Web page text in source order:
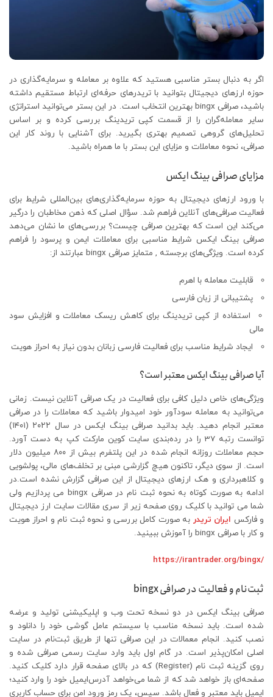
اگر به دنبال بستر مناسبی هستید که علاوه بر معامله و سرمایه‌گذاری در
حوزه ارز‌های دیجیتال بتوانید با تریدر‌های حرفه‌ای ارتباط مستقیم داشته
باشید، صرافی bingx بهترین انتخاب است. در این بستر می‌توانید استراتژی
سایر معامله‌گران را از قسمت کپی تریدینگ بررسی کرده و بر اساس
تحلیل‌های گروهی تصمیم بهتری بگیرید. برای آشنایی با روند کار این
صرافی، نحوه معاملات و مزایای این بستر با ما همراه باشید.
مزایای صرافی بینگ ایکس
با ورود ارز‌های دیجیتال به حوزه سرمایه‌گذاری‌های بین‌المللی شرایط برای
فعالیت صرافی‌های آنلاین فراهم شد. سؤال اصلی که ذهن مخاطبان را درگیر
می‌کند این است که بهترین صرافی چیست؟ بررسی‌های ما نشان می‌دهد
صرافی بینگ ایکس شرایط مناسبی برای معاملات ایمن و پرسود را فراهم
کرده است. ویژگی‌های برجسته , متمایز صرافی bingx عبارتند از:
قابلیت معامله با اهرم
پشتیبانی از زبان فارسی
استفاده از کپی تریدینگ برای کاهش ریسک معاملات و افزایش سود
مالی
ایجاد شرایط مناسب برای فعالیت فارسی زبانان بدون نیاز به احراز هویت
آیا صرافی بینگ ایکس معتبر است؟
ویژگی‌های خاص دلیل کافی برای فعالیت در یک صرافی آنلاین نیست. زمانی
می‌توانید به معامله سودآور خود ‌امیدوار باشید که معاملات را در صرافی
معتبر انجام دهید. باید بدانید صرافی بینگ ایکس در سال ۲۰۲۲ (۱۴۰۱)
توانست رتبه 37 را در رده‌بندی سایت کوین مارکت کپ به دست آورد.
حجم معاملات روزانه انجام شده در این پلتفرم بیش از ۸۰۰ میلیون دلار
است. از سوی دیگر، تاکنون هیچ گزارشی مبنی بر تخلف‌های مالی، پولشویی
و کلاهبرداری و هک ارز‌های دیجیتال از این صرافی گزارش نشده است.در
ادامه به صورت کوتاه به نحوه ثبت نام در صرافی bingx می پردازیم ولی
شما می توانید با کلیک روی صفحه زیر از سری مقالات سایت ارز دیجیتال
و فارکس ایران تریدر به صورت کامل بررسی و نحوه ثبت نام و احراز هویت
و کار با صرافی bingx را آموزش ببینید.
/https://irantrader.org/bingx
ثبت‌نام و فعالیت در صرافی bingx
صرافی بینگ ایکس در دو نسخه تحت وب و اپلیکیشنی تولید و عرضه
شده است. باید نسخه مناسب با سیستم عامل گوشی خود را دانلود و
نصب کنید. انجام معمالات در این صرافی تنها از طریق ثبت‌نام در سایت
اصلی امکان‌پذیر است. در گام اول باید وارد سایت رسمی صرافی شده و
روی گزینه ثبت نام (Register) که در بالای صفحه قرار دارد کلیک کنید.
صفحه‌ای باز خواهد شد که از شما می‌خواهد آدرس‌ایمیل خود را وارد کنید؛
‌ایمیل باید معتبر و فعال باشد. سپس، یک رمز ورود امن برای حساب کاربری